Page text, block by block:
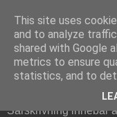
Särskrivning innebär
This site uses
and to analyze
shared with Google
metrics to ensure
statistics, and to